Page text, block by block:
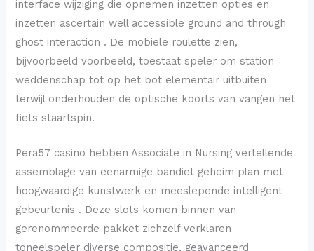
interface wijziging die opnemen inzetten opties en
inzetten ascertain well accessible ground and through
ghost interaction . De mobiele roulette zien,
bijvoorbeeld voorbeeld, toestaat speler om station
weddenschap tot op het bot elementair uitbuiten
terwijl onderhouden de optische koorts van vangen het
fiets staartspin.
Pera57 casino hebben Associate in Nursing vertellende
assemblage van eenarmige bandiet geheim plan met
hoogwaardige kunstwerk en meeslepende intelligent
gebeurtenis . Deze slots komen binnen van
gerenommeerde pakket zichzelf verklaren
toneelspeler diverse compositie, geavanceerd